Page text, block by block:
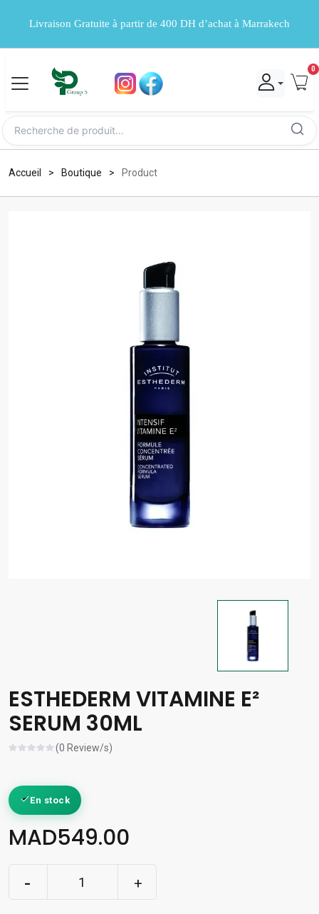
Livraison Gratuite à partir de 400 DH d’achat à Marrakech
0
Accueil Boutique Product
ESTHEDERM VITAMINE E²
SERUM 30ML
(0 Review/s)
En stock
MAD549.00